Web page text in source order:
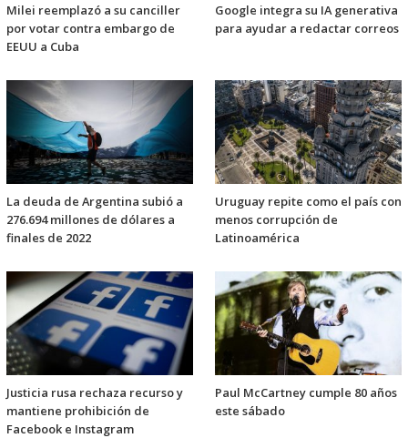
Milei reemplazó a su canciller
por votar contra embargo de
EEUU a Cuba
Google integra su IA generativa
para ayudar a redactar correos
La deuda de Argentina subió a
276.694 millones de dólares a
finales de 2022
Uruguay repite como el país con
menos corrupción de
Latinoamérica
Justicia rusa rechaza recurso y
mantiene prohibición de
Facebook e Instagram
Paul McCartney cumple 80 años
este sábado